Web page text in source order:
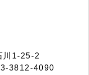
1-25-2
3812-4090